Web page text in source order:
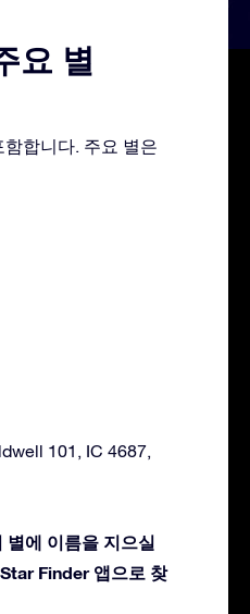
요 별
합니다. 주요 별은
101, IC 4687,
별에 이름을 지으실
Finder 앱으로 찾